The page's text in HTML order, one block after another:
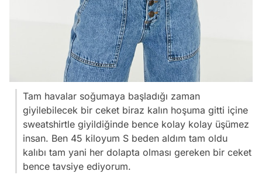
Tam havalar soğumaya başladığı zaman
giyilebilecek bir ceket biraz kalın hoşuma gitti içine
sweatshirtle giyildiğinde bence kolay kolay üşümez
insan. Ben 45 kiloyum S beden aldım tam oldu
kalıbı tam yani her dolapta olması gereken bir ceket
bence tavsiye ediyorum.